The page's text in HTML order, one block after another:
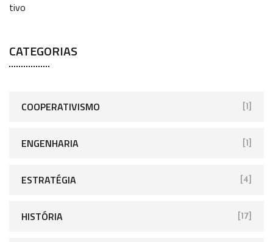
CATEGORIAS
COOPERATIVISMO [1]
ENGENHARIA [1]
ESTRATÉGIA [4]
HISTÓRIA [17]